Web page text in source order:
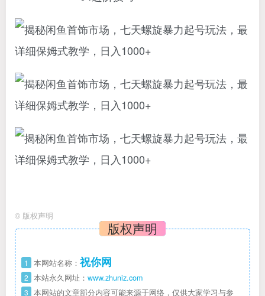
© 版权声明
版权声明
1 本网站名称： 祝你网
2 本站永久网址： www.zhuniz.com
3 本网站的文章部分内容可能来源于网络，仅供大家学习与参